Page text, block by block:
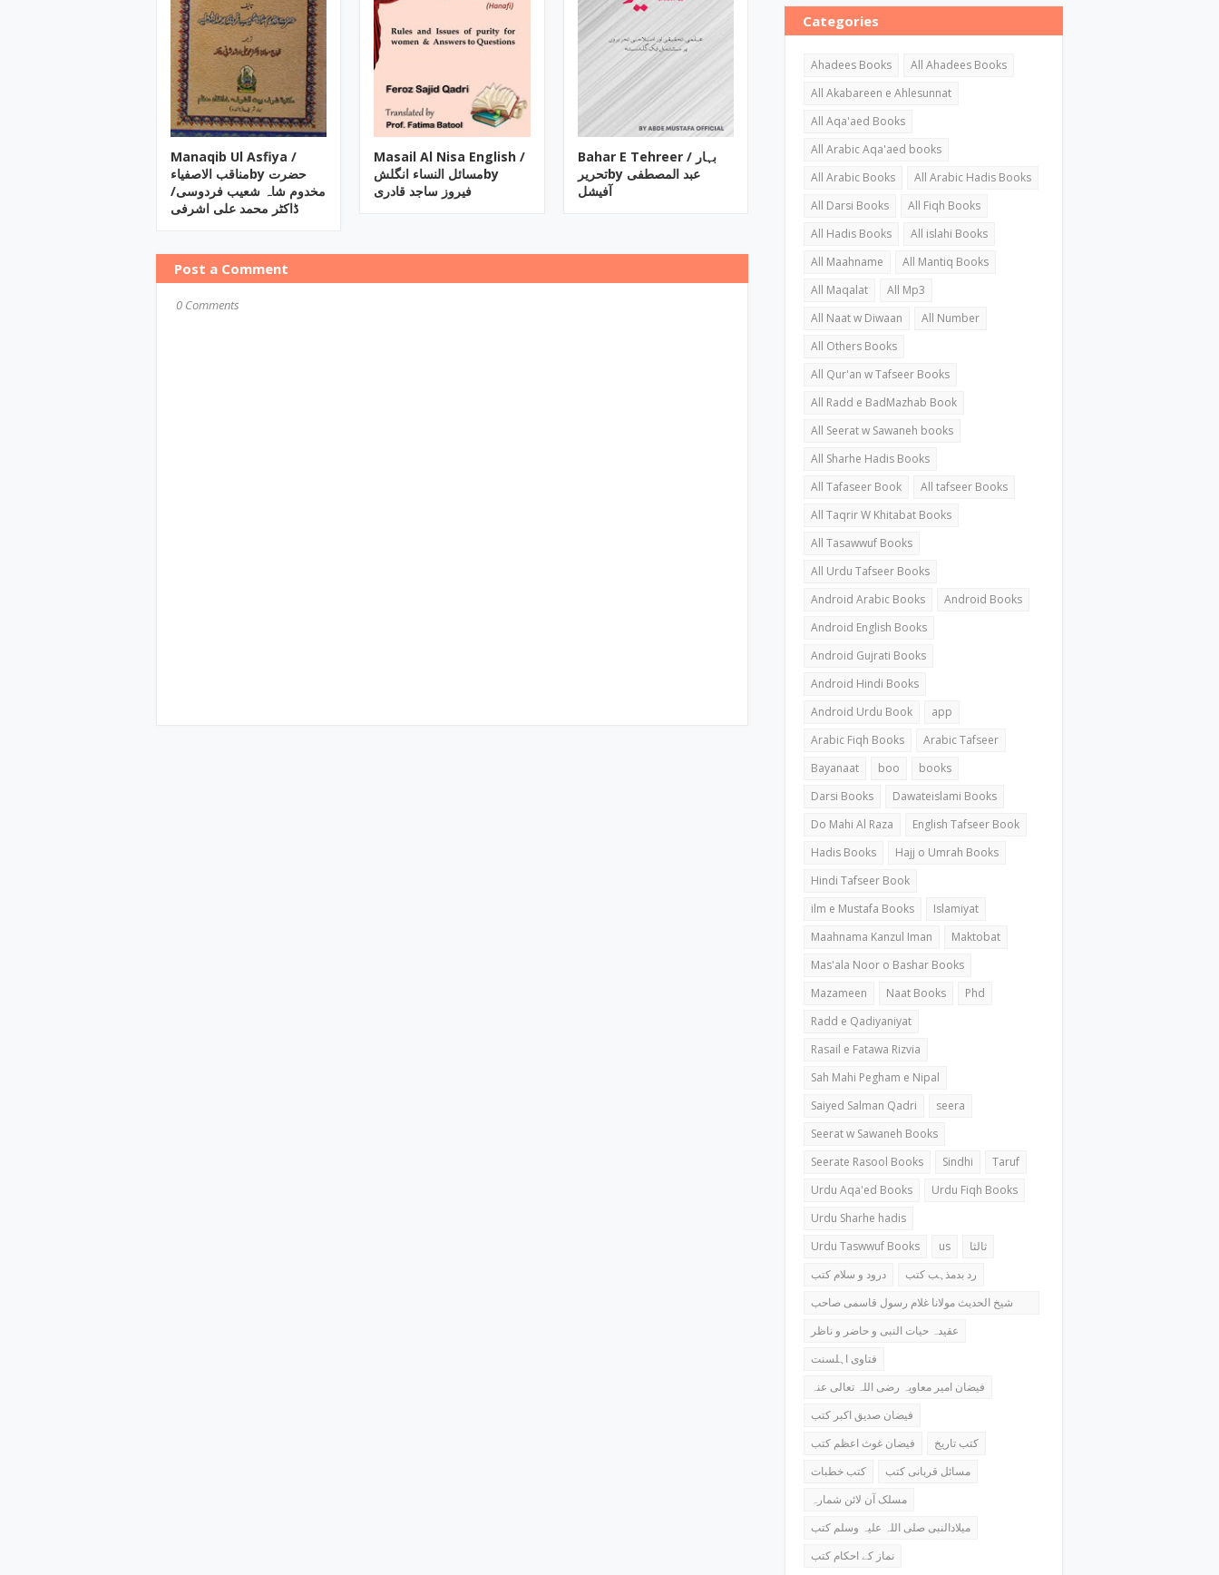
Manaqib Ul Asfiya /
مناقب الاصفیاءby حضرت
مخدوم شاہ شعیب فردوسی/
ڈاکٹر محمد علی اشرفی
Masail Al Nisa English /
مسائل النساء انگلشby
فیروز ساجد قادری
Bahar E Tehreer / بہار
تحریرby عبد المصطفی
آفیشل
Post a Comment
0 Comments
Categories
Ahadees Books
All Ahadees Books
All Akabareen e Ahlesunnat
All Aqa'aed Books
All Arabic Aqa'aed books
All Arabic Books
All Arabic Hadis Books
All Darsi Books
All Fiqh Books
All Hadis Books
All islahi Books
All Maahname
All Mantiq Books
All Maqalat
All Mp3
All Naat w Diwaan
All Number
All Others Books
All Qur'an w Tafseer Books
All Radd e BadMazhab Book
All Seerat w Sawaneh books
All Sharhe Hadis Books
All Tafaseer Book
All tafseer Books
All Taqrir W Khitabat Books
All Tasawwuf Books
All Urdu Tafseer Books
Android Arabic Books
Android Books
Android English Books
Android Gujrati Books
Android Hindi Books
Android Urdu Book
app
Arabic Fiqh Books
Arabic Tafseer
Bayanaat
boo
books
Darsi Books
Dawateislami Books
Do Mahi Al Raza
English Tafseer Book
Hadis Books
Hajj o Umrah Books
Hindi Tafseer Book
ilm e Mustafa Books
Islamiyat
Maahnama Kanzul Iman
Maktobat
Mas'ala Noor o Bashar Books
Mazameen
Naat Books
Phd
Radd e Qadiyaniyat
Rasail e Fatawa Rizvia
Sah Mahi Pegham e Nipal
Saiyed Salman Qadri
seera
Seerat w Sawaneh Books
Seerate Rasool Books
Sindhi
Taruf
Urdu Aqa'ed Books
Urdu Fiqh Books
Urdu Sharhe hadis
Urdu Taswwuf Books
us
ثالثا
درود و سلام کتب
رد بدمذہب کتب
شیخ الحدیث مولانا غلام رسول قاسمی صاحب
کتب
عقیدہ حیات النبی و حاضر و ناظر
فتاوی اہلسنت
فیضان امیر معاویہ رضی اللہ تعالی عنہ
فیضان صدیق اکبر کتب
فیضان غوث اعظم کتب
کتب تاریخ
کتب خطبات
مسائل قربانی کتب
مسلک آن لائن شمارہ
میلادالنبی صلی اللہ علیہ وسلم کتب
نماز کے احکام کتب